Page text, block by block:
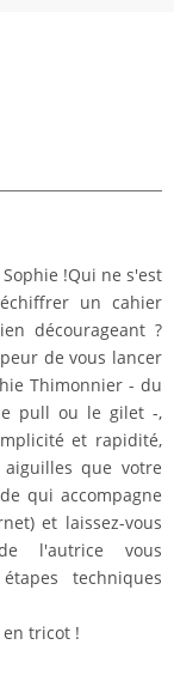
!Qui ne s'est
un cahier
décourageant ?
de vous lancer
Thimonnier - du
pull ou le gilet -,
et rapidité,
que votre
qui accompagne
et laissez-vous
l'autrice vous
techniques
tricot !